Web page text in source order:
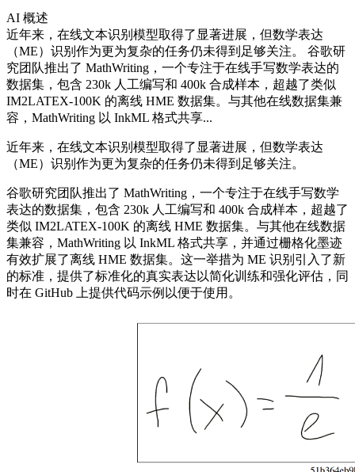
AI 概述
近年来，在线文本识别模型取得了显著进展，但数学表达
（ME）识别作为更为复杂的任务仍未得到足够关注。 谷歌研
究团队推出了 MathWriting，一个专注于在线手写数学表达的
数据集，包含 230k 人工编写和 400k 合成样本，超越了类似
IM2LATEX-100K 的离线 HME 数据集。与其他在线数据集兼
容，MathWriting 以 InkML 格式共享...
近年来，在线文本识别模型取得了显著进展，但数学表达
（ME）识别作为更为复杂的任务仍未得到足够关注。
谷歌研究团队推出了 MathWriting，一个专注于在线手写数学
表达的数据集，包含 230k 人工编写和 400k 合成样本，超越了
类似 IM2LATEX-100K 的离线 HME 数据集。与其他在线数据
集兼容，MathWriting 以 InkML 格式共享，并通过栅格化墨迹
有效扩展了离线 HME 数据集。这一举措为 ME 识别引入了新
的标准，提供了标准化的真实表达以简化训练和强化评估，同
时在 GitHub 上提供代码示例以便于使用。